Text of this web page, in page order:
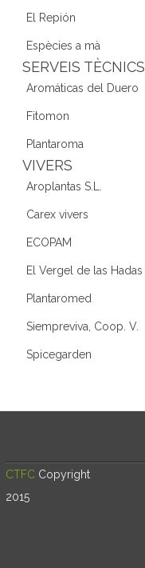
El Repión
Espècies a mà
SERVEIS TÈCNICS
Aromáticas del Duero
Fitomon
Plantaroma
VIVERS
Aroplantas S.L.
Carex vivers
ECOPAM
El Vergel de las Hadas
Plantaromed
Siempreviva, Coop. V.
Spicegarden
CTFC Copyright
2015